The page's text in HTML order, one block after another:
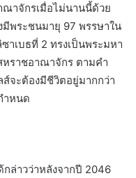
ณาจักรเมื่อไม่นานนี้ด้วย
พระชนมายุ 97 พรรษาใน
าเบธที่ 2 ทรงเป็นพระมหา
ราชอาณาจักร ตามคำ
จะต้องมีชีวิตอยู่มากกว่า
ำหนด
กล่าวว่าหลังจากปี 2046